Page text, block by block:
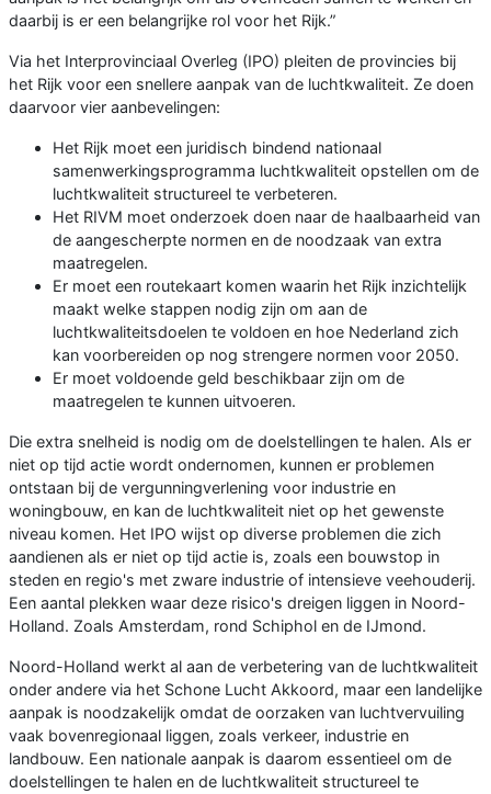
daarbij is er een belangrijke rol voor het Rijk.”
Via het Interprovinciaal Overleg (IPO) pleiten de provincies bij
het Rijk voor een snellere aanpak van de luchtkwaliteit. Ze doen
daarvoor vier aanbevelingen:
Het Rijk moet een juridisch bindend nationaal
samenwerkingsprogramma luchtkwaliteit opstellen om de
luchtkwaliteit structureel te verbeteren.
Het RIVM moet onderzoek doen naar de haalbaarheid van
de aangescherpte normen en de noodzaak van extra
maatregelen.
Er moet een routekaart komen waarin het Rijk inzichtelijk
maakt welke stappen nodig zijn om aan de
luchtkwaliteitsdoelen te voldoen en hoe Nederland zich
kan voorbereiden op nog strengere normen voor 2050.
Er moet voldoende geld beschikbaar zijn om de
maatregelen te kunnen uitvoeren.
Die extra snelheid is nodig om de doelstellingen te halen. Als er
niet op tijd actie wordt ondernomen, kunnen er problemen
ontstaan bij de vergunningverlening voor industrie en
woningbouw, en kan de luchtkwaliteit niet op het gewenste
niveau komen. Het IPO wijst op diverse problemen die zich
aandienen als er niet op tijd actie is, zoals een bouwstop in
steden en regio's met zware industrie of intensieve veehouderij.
Een aantal plekken waar deze risico's dreigen liggen in Noord-
Holland. Zoals Amsterdam, rond Schiphol en de IJmond.
Noord-Holland werkt al aan de verbetering van de luchtkwaliteit
onder andere via het Schone Lucht Akkoord, maar een landelijke
aanpak is noodzakelijk omdat de oorzaken van luchtvervuiling
vaak bovenregionaal liggen, zoals verkeer, industrie en
landbouw. Een nationale aanpak is daarom essentieel om de
doelstellingen te halen en de luchtkwaliteit structureel te